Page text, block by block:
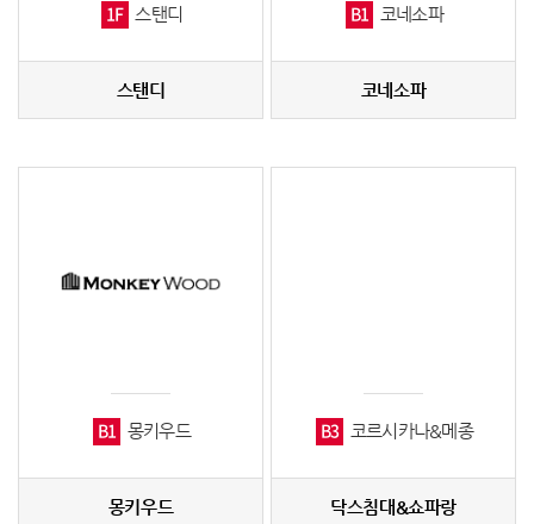
1F 스탠디
스탠디
B1 코네소파
코네소파
B1 몽키우드
몽키우드
B3 코르시카나&메종
닥스침대&쇼파랑